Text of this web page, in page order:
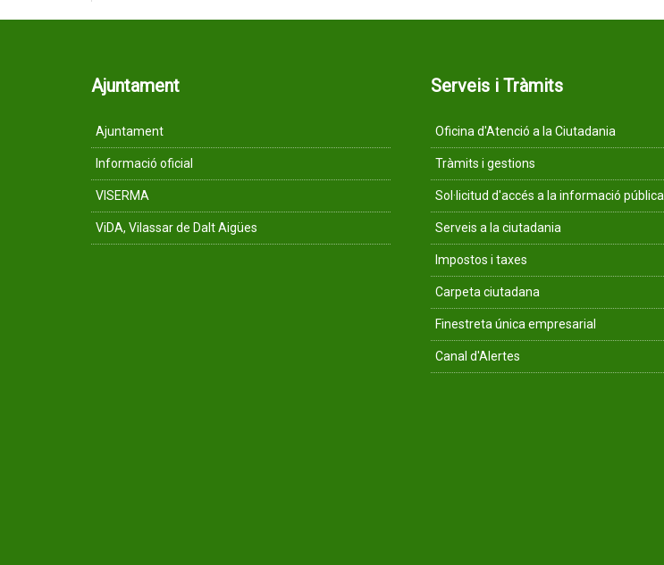
Ajuntament
Ajuntament
Informació oficial
VISERMA
ViDA, Vilassar de Dalt Aigües
Serveis i Tràmits
Oficina d'Atenció a la Ciutadania
Tràmits i gestions
Sol·licitud d'accés a la informació pública
Serveis a la ciutadania
Impostos i taxes
Carpeta ciutadana
Finestreta única empresarial
Canal d'Alertes